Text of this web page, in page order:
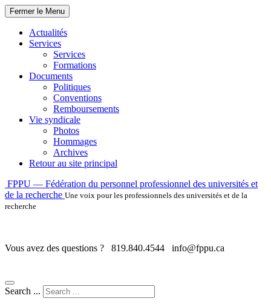
Fermer le Menu
Actualités
Services
Services
Formations
Documents
Politiques
Conventions
Remboursements
Vie syndicale
Photos
Hommages
Archives
Retour au site principal
Skip
to
content
FPPU — Fédération du personnel professionnel des universités et
de la recherche Une voix pour les professionnels des universités et de la
recherche
Vous avez des questions ? 819.840.4544 info@fppu.ca
Search ...